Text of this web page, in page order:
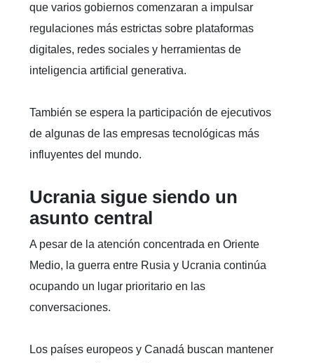
que varios gobiernos comenzaran a impulsar
regulaciones más estrictas sobre plataformas
digitales, redes sociales y herramientas de
inteligencia artificial generativa.
También se espera la participación de ejecutivos
de algunas de las empresas tecnológicas más
influyentes del mundo.
Ucrania sigue siendo un
asunto central
A pesar de la atención concentrada en Oriente
Medio, la guerra entre Rusia y Ucrania continúa
ocupando un lugar prioritario en las
conversaciones.
Los países europeos y Canadá buscan mantener